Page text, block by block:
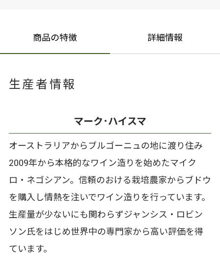
商品の特徴 詳細情報
生産者情報
マーク･ハイスマ
オーストラリアからブルゴーニュの地に渡り住み
2009年から本格的なワイン造りを始めたマイク
ロ・ネゴシアン。信頼のおける栽培農家からブドウ
を購入し情熱を注いでワイン造りを行っています。
生産量が少ないにも関わらずジャンシス・ロビン
ソン氏をはじめ世界中の専門家から高い評価を得
ています。